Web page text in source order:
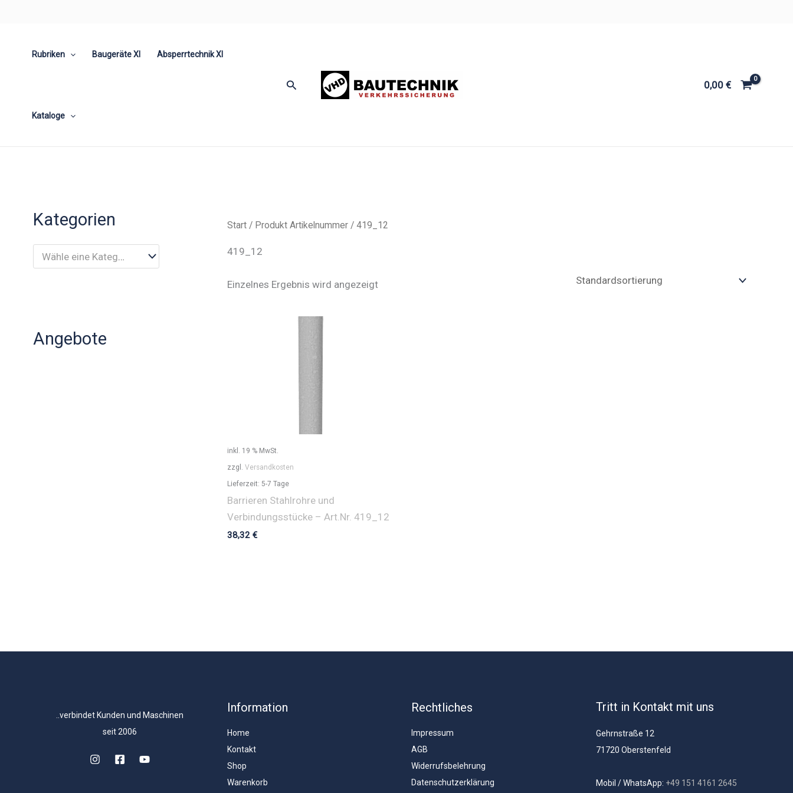
Rubriken Baugeräte XI Absperrtechnik XI
Kataloge
Suchen 0,00 €
Kategorien
Wähle eine Kategorie
Angebote
Start / Produkt Artikelnummer / 419_12
419_12
Einzelnes Ergebnis wird angezeigt
inkl. 19 % MwSt.
zzgl. Versandkosten
Lieferzeit: 5-7 Tage
Barrieren Stahlrohre und
Verbindungsstücke – Art.Nr. 419_12
38,32 €
..verbindet Kunden und Maschinen
seit 2006
Information
Home
Kontakt
Shop
Warenkorb
Rechtliches
Impressum
AGB
Widerrufsbelehrung
Datenschutzerklärung
Tritt in Kontakt mit uns
Gehrnstraße 12
71720 Oberstenfeld
Mobil / WhatsApp: +49 151 4161 2645